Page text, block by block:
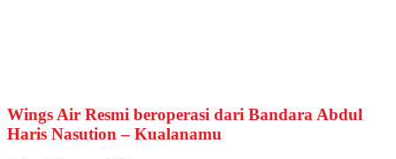
Wings Air Resmi beroperasi dari Bandara Abdul
Haris Nasution – Kualanamu